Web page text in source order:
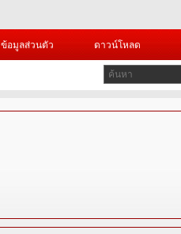
ข้อมูลส่วนตัว ดาวน์โหลด